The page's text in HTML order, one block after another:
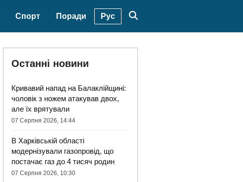
Спорт Поради Рус
Останні новини
Кривавий напад на Балаклійщині:
чоловік з ножем атакував двох,
але їх врятували
07 Серпня 2026, 14:44
В Харківській області
модернізували газопровід, що
постачає газ до 4 тисяч родин
07 Серпня 2026, 10:30